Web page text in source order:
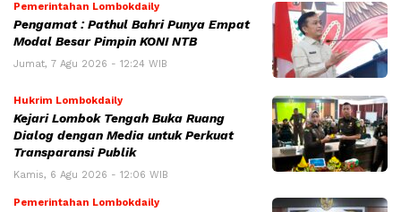
Pemerintahan Lombokdaily
Pengamat : Pathul Bahri Punya Empat
Modal Besar Pimpin KONI NTB
Jumat, 7 Agu 2026 - 12:24 WIB
Hukrim Lombokdaily
Kejari Lombok Tengah Buka Ruang
Dialog dengan Media untuk Perkuat
Transparansi Publik
Kamis, 6 Agu 2026 - 12:06 WIB
Pemerintahan Lombokdaily